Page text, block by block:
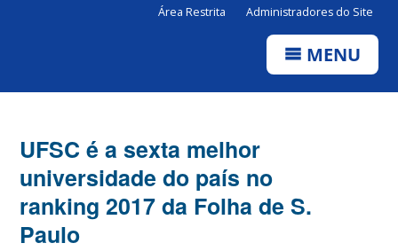
Área Restrita Administradores do Site
MENU
UFSC é a sexta melhor
universidade do país no
ranking 2017 da Folha de S.
Paulo